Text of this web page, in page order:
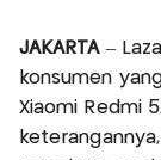
JAKARTA–
konsumen
Xiaomi Redmi